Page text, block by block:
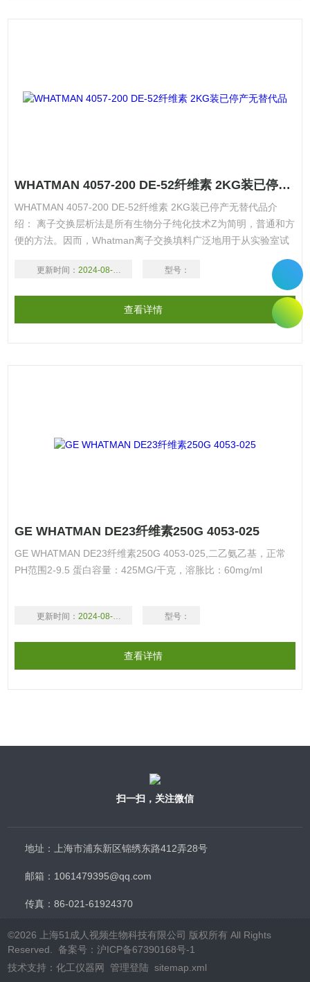
WHATMAN 4057-200 DE-52纤维素 2KG装已停产无替代品
WHATMAN 4057-200 DE-52纤维素 2KG装已停产无替代品介
绍： 离子交换层析法是所有生物分子纯化技术Z为简明，普通和方
便的方法。因而，Whatman离子交换填料广泛地用于从实验室试
验到大规模工业生产。在生物分子纯化领域已有二十多年的历史
了。填料适用于柱分离和分批分离法应用。产品用高质量纤维制
更新时间： 2024-08-17 型号：
查看详情
GE WHATMAN DE23纤维素250G 4053-025
GE WHATMAN DE23纤维素250G 4053-025,二乙氨乙基，正常
PH范围2-9.5 蛋白容量：425MG/干克，溶胀比：60mg/ml
更新时间： 2024-08-17 型号：
查看详情
扫一扫，关注微信
地址：上海市浦东新区锦绣东路412弄28号
邮箱：1061479395@qq.com
传真：86-021-61924370
©2026 上海51成人视频生物科技有限公司 版权所有 All Rights
Reserved. 备案号：沪ICP备67390168号-1
技术支持：化工仪器网 管理登陆 sitemap.xml